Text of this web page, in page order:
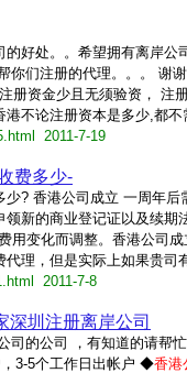
好处。。希望拥有离岸公
你们注册的代理。。。 谢
册资金少且无须验资， 注
港不论注册资本是多少,都
2011-7-19
费多少-
少? 香港公司成立 一周年
新的商业登记证以及续期
用变化而调整。香港公司
代理，但是实际上如果贵司
2011-7-8
深圳注册离岸公司
司的公司 ，有知道的请帮
3-5个工作日出帐户 ◆香港